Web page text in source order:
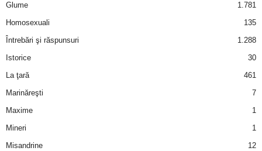
Glume
1.781
Homosexuali
135
Întrebări şi răspunsuri
1.288
Istorice
30
La ţară
461
Marinăreşti
7
Maxime
1
Mineri
1
Misandrine
12